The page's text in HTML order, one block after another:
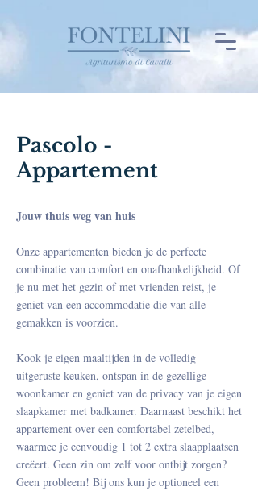
Pascolo -
Appartement
Jouw thuis weg van huis
Onze appartementen bieden je de perfecte
combinatie van comfort en onafhankelijkheid. Of
je nu met het gezin of met vrienden reist, je
geniet van een accommodatie die van alle
gemakken is voorzien.
Kook je eigen maaltijden in de volledig
uitgeruste keuken, ontspan in de gezellige
woonkamer en geniet van de privacy van je eigen
slaapkamer met badkamer. Daarnaast beschikt het
appartement over een comfortabel zetelbed,
waarmee je eenvoudig 1 tot 2 extra slaapplaatsen
creëert. Geen zin om zelf voor ontbijt zorgen?
Geen probleem! Bij ons kun je optioneel een